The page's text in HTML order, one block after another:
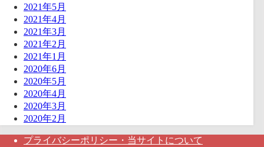
2021年5月
2021年4月
2021年3月
2021年2月
2021年1月
2020年6月
2020年5月
2020年4月
2020年3月
2020年2月
プライバシーポリシー・当サイトについて